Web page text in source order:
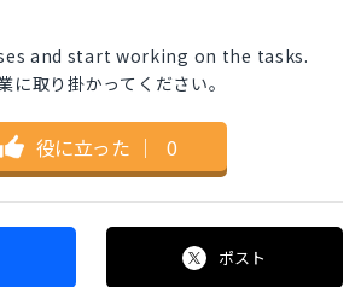
and start working on the tasks.
に取り掛かってください。
役に立った ｜ 0
ポスト